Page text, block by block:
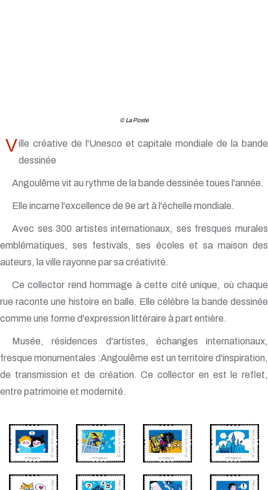
© La Poste
Ville créative de l'Unesco et capitale mondiale de la bande
dessinée
Angoulême vit au rythme de la bande dessinée toues l'année.
Elle incarne l'excellence de 9e art à l'échelle mondiale.
Avec ses 300 artistes internationaux, ses fresques murales
emblématiques, ses festivals, ses écoles et sa maison des
auteurs, la ville rayonne par sa créativité.
Ce collector rend hommage à cette cité unique, où chaque
rue raconte une histoire en balle. Elle célèbre la bande dessinée
comme une forme d'expression littéraire à part entière.
Musée, résidences d'artistes, échanges internationaux,
fresque monumentales :Angoulême est un territoire d'inspiration,
de transmission et de création. Ce collector en est le reflet,
entre patrimoine et modernité.